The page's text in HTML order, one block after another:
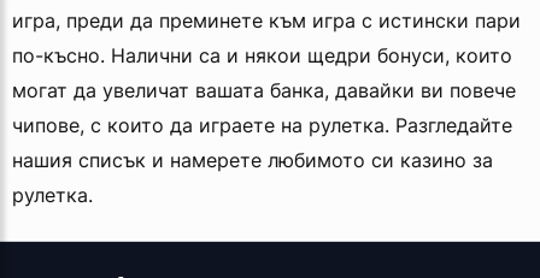
игра, преди да преминете към игра с истински пари
по-късно. Налични са и някои щедри бонуси, които
могат да увеличат вашата банка, давайки ви повече
чипове, с които да играете на рулетка. Разгледайте
нашия списък и намерете любимото си казино за
рулетка.